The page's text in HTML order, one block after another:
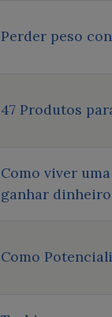
Perder peso
47 Produtos
Como viver
ganhar
Como